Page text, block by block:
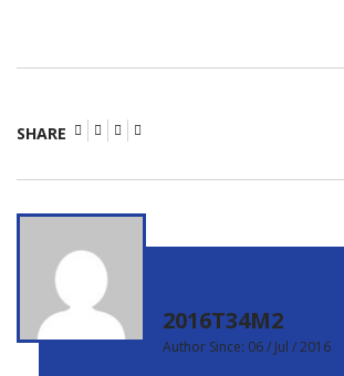
SHARE
2016T34M2
Author Since: 06 / Jul / 2016